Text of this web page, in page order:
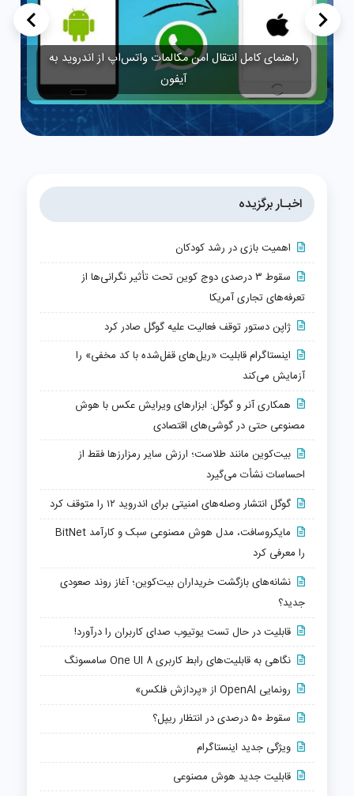
هشدار درباره ترفند جدید فیشینگ جابه‌جایی «m» با «rn»
برای سرقت اطلاعات کاربران مایکروسافت
<
>
اخبـار برگزیده
اهمیت بازی در رشد کودکان
سقوط ۳ درصدی دوج کوین تحت تأثیر نگرانی‌ها از
تعرفه‌های تجاری آمریکا
ژاپن دستور توقف فعالیت علیه گوگل صادر کرد
اینستاگرام قابلیت «ریل‌های قفل‌شده با کد مخفی» را
آزمایش می‌کند
همکاری آنر و گوگل: ابزارهای ویرایش عکس با هوش
مصنوعی حتی در گوشی‌های اقتصادی
بیت‌کوین مانند طلاست؛ ارزش سایر رمزارزها فقط از
احساسات نشأت می‌گیرد
گوگل انتشار وصله‌های امنیتی برای اندروید ۱۲ را متوقف کرد
مایکروسافت، مدل هوش مصنوعی سبک و کارآمد BitNet
را معرفی کرد
نشانه‌های بازگشت خریداران بیت‌کوین؛ آغاز روند صعودی
جدید؟
قابلیت در حال تست یوتیوب صدای کاربران را درآورد!
نگاهی به قابلیت‌های رابط کاربری One UI 8 سامسونگ
رونمایی OpenAI از «پردازش فلکس»
سقوط ۵۰ درصدی در انتظار ریپل؟
ویژگی جدید اینستاگرام
قابلیت جدید هوش مصنوعی